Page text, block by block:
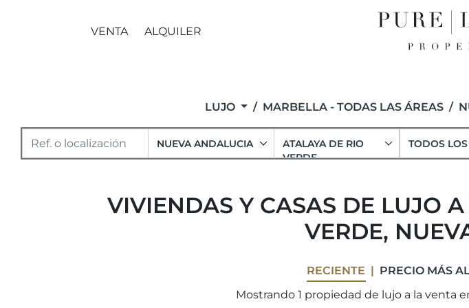
VENTA ALQUILER
LUJO MARBELLA - TODAS LAS ÁREAS
NUEVA ANDALUCIA
ATALAYA DE RIO
VERDE
TODOS
VIVIENDAS Y CASAS DE LUJO
VERDE,
RECIENTE PRECIO MÁS
Mostrando 1 propiedad de lujo a la venta